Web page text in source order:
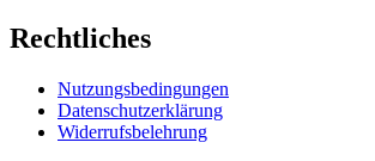
Rechtliches
Nutzungsbedingungen
Datenschutzerklärung
Widerrufsbelehrung